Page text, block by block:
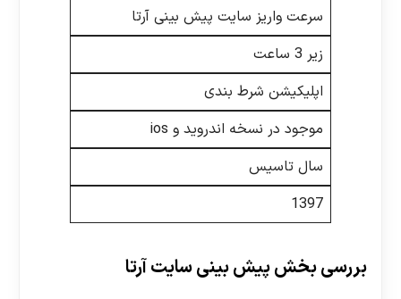
سرعت واریز سایت پیش بینی آرتا
زیر 3 ساعت
اپلیکیشن شرط بندی
موجود در نسخه اندروید و ios
سال تاسیس
1397
بررسی بخش پیش بینی سایت آرتا